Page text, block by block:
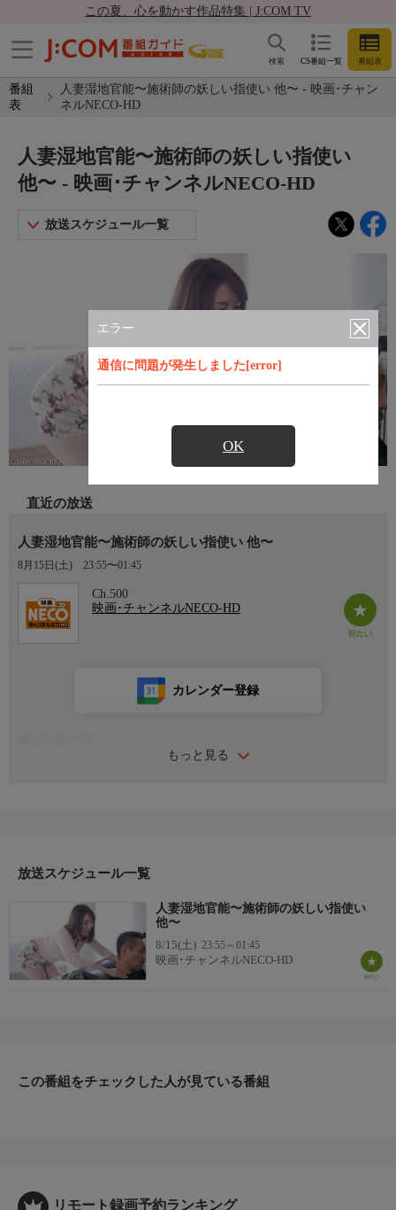
この夏、心を動かす作品特集 | J:COM TV
CS番組一覧 番組表
検索
番組
表
人妻湿地官能〜施術師の妖しい指使い 他〜 - 映画･チャン
ネルNECO-HD
エラー
通信に問題が発生しました[error]
OK
人妻湿地官能〜施術師の妖しい指使い
他〜 - 映画･チャンネルNECO-HD
放送スケジュール一覧
直近の放送
人妻湿地官能〜施術師の妖しい指使い 他〜
8月15日(土) 23:55〜01:45
Ch.500
映画･チャンネルNECO-HD
もっと見る
カレンダー登録
放送スケジュール一覧
人妻湿地官能〜施術師の妖しい指使い
他〜
8/15(土) 23:55～01:45
映画･チャンネルNECO-HD
この番組をチェックした人が見ている番組
リモート録画予約ランキング